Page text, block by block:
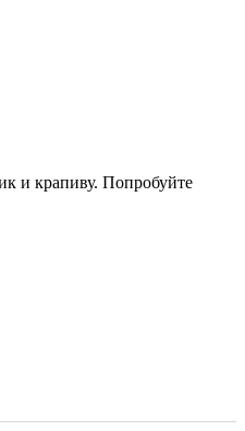
и крапиву. Попробуйте